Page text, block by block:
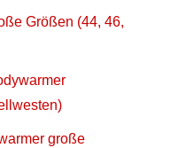
Größen (44, 46,
große